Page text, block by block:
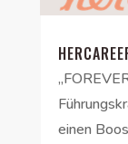
einen